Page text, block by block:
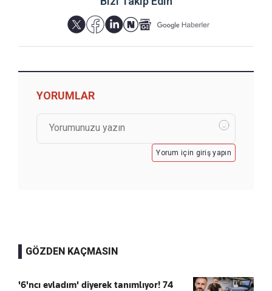
YORUMLAR
Yorum için giriş yapın
GÖZDEN KAÇMASIN
'6'ncı evladım' diyerek tanımlıyor! 74